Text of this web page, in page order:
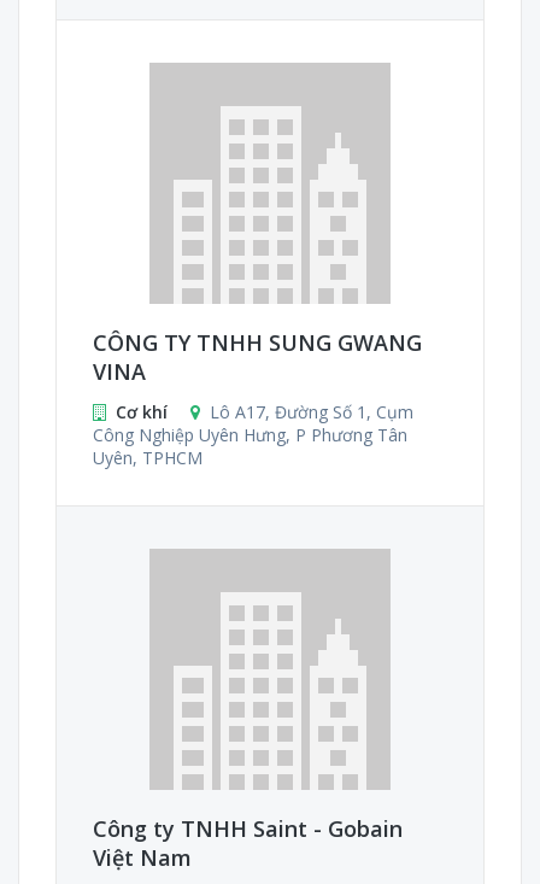
CÔNG TY TNHH SUNG GWANG
VINA
Cơ khí
Lô A17, Đường Số 1, Cụm
Công Nghiệp Uyên Hưng, P Phương Tân
Uyên, TPHCM
Công ty TNHH Saint - Gobain
Việt Nam